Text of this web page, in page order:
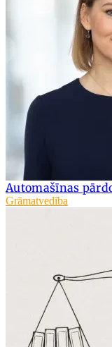
Automašīnas
Grāmatvedība